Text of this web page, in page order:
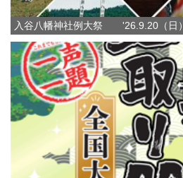
入谷八幡神社例大祭 '26.9.20（日）